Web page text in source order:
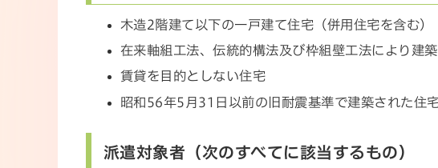
木造2階建て以下の一戸建て住宅（併用住宅を含む）
在来軸組工法、伝統的構法及び枠組壁工法により建
賃貸を目的としない住宅
昭和56年5月31日以前の旧耐震基準で建築された住
派遣対象者（次のすべてに該当するもの）